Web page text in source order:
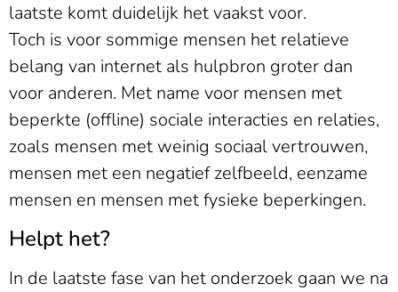
laatste komt duidelijk het vaakst voor.
Toch is voor sommige mensen het relatieve
belang van internet als hulpbron groter dan
voor anderen. Met name voor mensen met
beperkte (offline) sociale interacties en relaties,
zoals mensen met weinig sociaal vertrouwen,
mensen met een negatief zelfbeeld, eenzame
mensen en mensen met fysieke beperkingen.
Helpt het?
In de laatste fase van het onderzoek gaan we na